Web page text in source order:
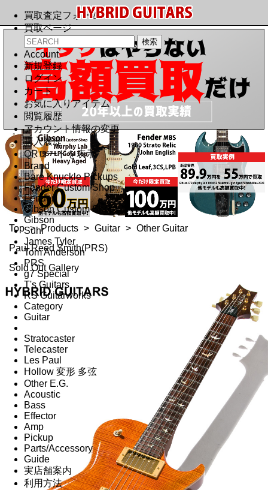
買取査定フォーム
買取ページ
Account
新規登録
ログイン
カート
お気に入りアイテム
閲覧履歴
アカウント情報の変更
購入履歴
QRコードを表示
Brand
Bare Knuckle Pickups
Fender Custom Shop
Fender
Gibson Custom Shop
Gibson
Suhr
James Tyler
Tom Anderson
PRS
g7 Special
T's Guitars
RS Guitarworks
Category
Guitar
Stratocaster
Telecaster
Les Paul
Hollow 変形 多弦
Other E.G.
Acoustic
Bass
Effector
Amp
Pickup
Parts/Accessory
Guide
実店舗案内
利用方法
Top > Products > Guitar > Other Guitar
Paul Reed Smith(PRS)
Sold Out Gallery